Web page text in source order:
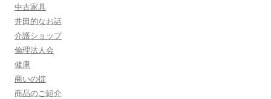
中古家具
井田的なお話
介護ショップ
倫理法人会
健康
商いの掟
商品のご紹介